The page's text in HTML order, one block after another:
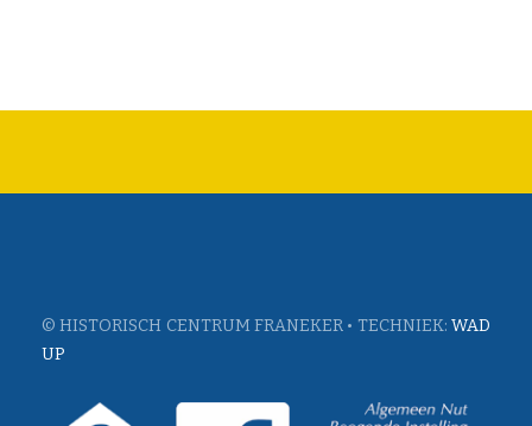
© HISTORISCH CENTRUM FRANEKER • TECHNIEK: WAD
UP